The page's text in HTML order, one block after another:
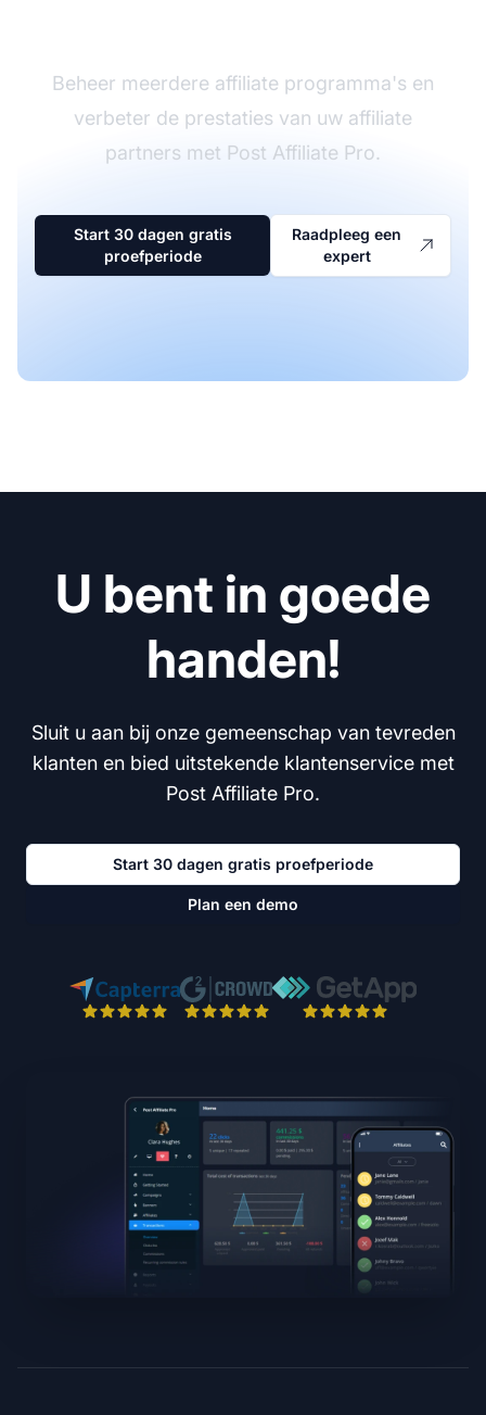
Beheer meerdere affiliate programma's en
verbeter de prestaties van uw affiliate
partners met Post Affiliate Pro.
Start 30 dagen gratis
proefperiode
Raadpleeg een
expert
U bent in goede
handen!
Sluit u aan bij onze gemeenschap van tevreden
klanten en bied uitstekende klantenservice met
Post Affiliate Pro.
Start 30 dagen gratis proefperiode
Plan een demo